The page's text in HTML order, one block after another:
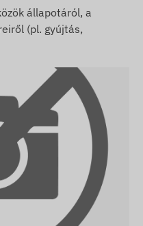
állapotáról, a
(pl. gyújtás,